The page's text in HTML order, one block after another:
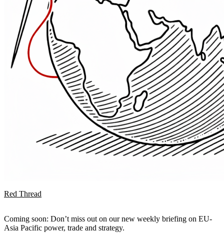
Red Thread
Coming soon: Don’t miss out on our new weekly briefing on EU-
Asia Pacific power, trade and strategy.